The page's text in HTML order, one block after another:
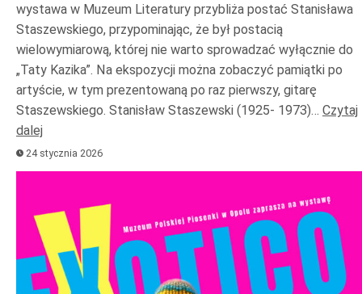
wystawa w Muzeum Literatury przybliża postać Stanisława
Staszewskiego, przypominając, że był postacią
wielowymiarową, której nie warto sprowadzać wyłącznie do
„Taty Kazika”. Na ekspozycji można zobaczyć pamiątki po
artyście, w tym prezentowaną po raz pierwszy, gitarę
Staszewskiego. Stanisław Staszewski (1925- 1973)… Czytaj
dalej
24 stycznia 2026
dźwiękowych